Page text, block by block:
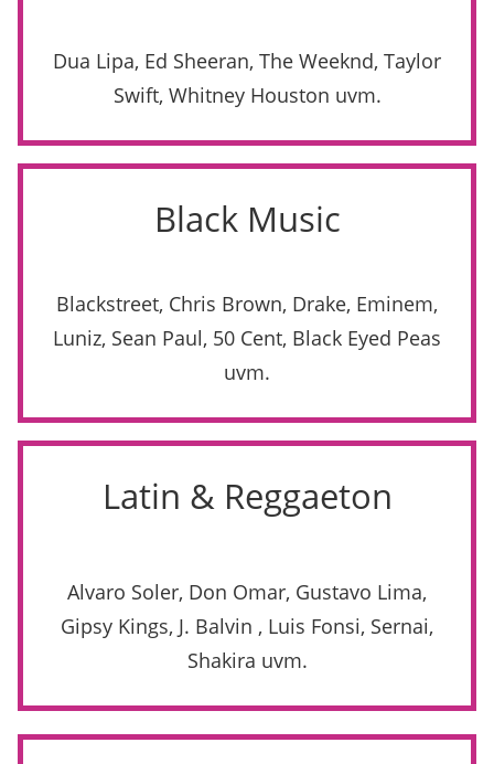
Dua Lipa, Ed Sheeran, The Weeknd, Taylor
Swift, Whitney Houston uvm.
Black Music
Blackstreet, Chris Brown, Drake, Eminem,
Luniz, Sean Paul, 50 Cent, Black Eyed Peas
uvm.
Latin & Reggaeton
Alvaro Soler, Don Omar, Gustavo Lima,
Gipsy Kings, J. Balvin , Luis Fonsi, Sernai,
Shakira uvm.